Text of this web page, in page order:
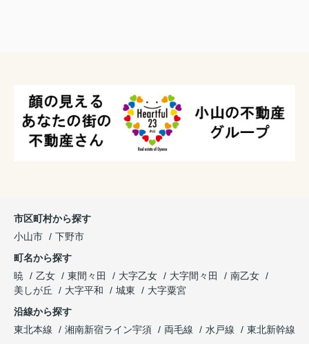
区画②112坪 1645万円
1645万円
2026.07.18
新規売り出し情報！乙女1丁目 約59坪、約80
坪 分筆案あり
小山市乙女1丁目区画①（分筆案②）
新規売り出し情報！
坪、約80坪 他分筆案あり
市区町村から探す
小山市
下野市
町名から探す
暁
乙女 東間々田 大字乙女 大字間々田
南乙女
美しが丘
大字平和 城東
大字粟宮
沿線から探す
東北本線
湘南新宿ライン宇須 両毛線 水戸線
東北新幹線